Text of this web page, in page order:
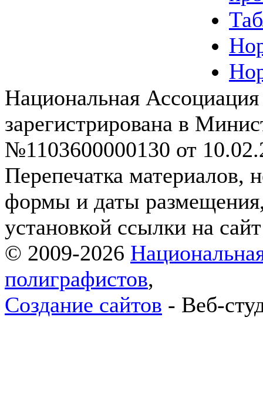
Национальная
зарегистрирована в
№1103600000130 от
Перепечатка материалов,
формы и даты
установкой ссылки на
© 2009-2026
полиграфистов,
Создание сайтов - Веб-